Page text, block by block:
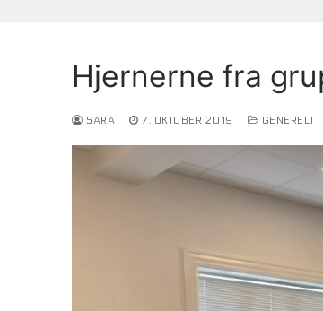
Hjernerne fra
SARA 7. OKTOBER 2019 GENERELT